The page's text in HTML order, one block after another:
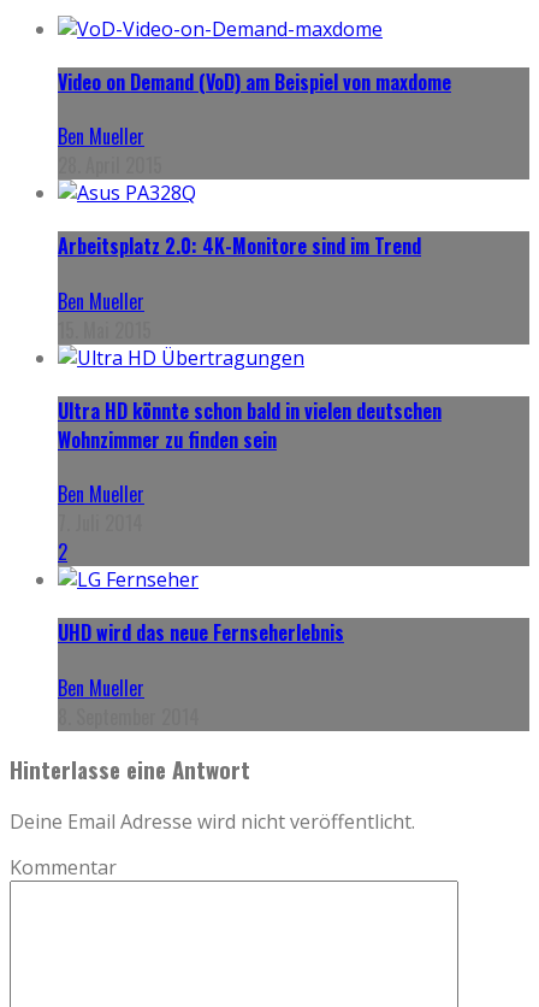
Video on Demand (VoD) am Beispiel von maxdome
Ben Mueller
Arbeitsplatz 2.0: 4K-Monitore sind im Trend
Ben Mueller
Ultra HD könnte schon bald in vielen deutschen
Wohnzimmer zu finden sein
Ben Mueller
2
UHD wird das neue Fernseherlebnis
Ben Mueller
Hinterlasse eine Antwort
Deine Email Adresse wird nicht veröffentlicht.
Kommentar